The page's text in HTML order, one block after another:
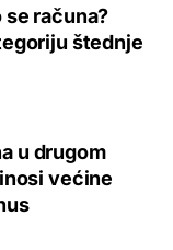
se računa?
štednje
u drugom
većine